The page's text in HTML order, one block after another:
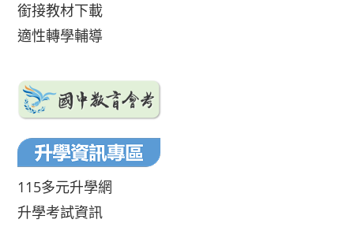
銜接教材下載
適性轉學輔導
115多元升學網
升學考試資訊